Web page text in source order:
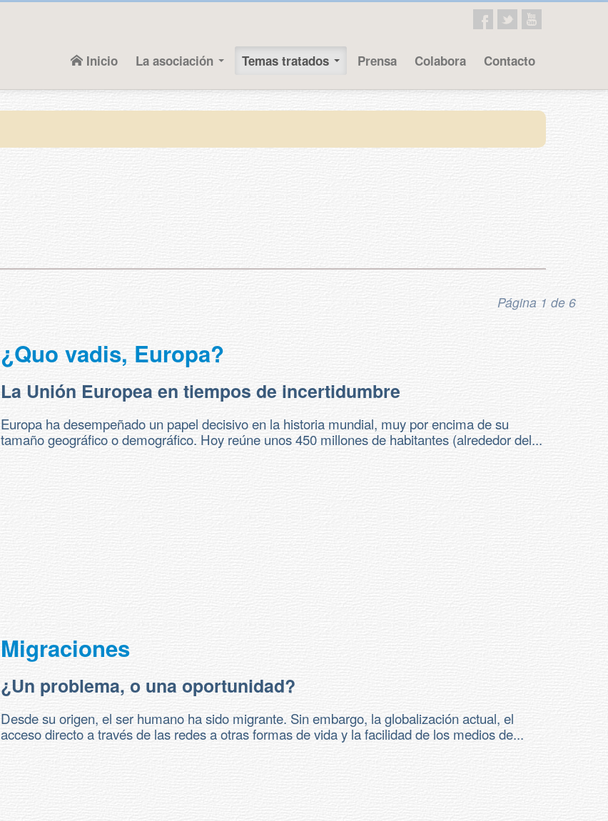
Inicio La asociación Temas tratados Prensa Colabora Contacto
Página 1 de 6
¿Quo vadis, Europa?
La Unión Europea en tiempos de incertidumbre
Europa ha desempeñado un papel decisivo en la historia mundial, muy por encima de su
tamaño geográfico o demográfico. Hoy reúne unos 450 millones de habitantes (alrededor del...
Migraciones
¿Un problema, o una oportunidad?
Desde su origen, el ser humano ha sido migrante. Sin embargo, la globalización actual, el
acceso directo a través de las redes a otras formas de vida y la facilidad de los medios de...